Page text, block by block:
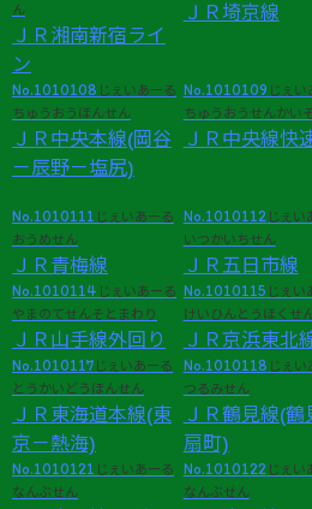
ん
ＪＲ湘南新宿ライ
ン
ＪＲ埼京線
No.1010108 じぇいあーる
ちゅうおうほんせん
ＪＲ中央本線(岡谷
－辰野－塩尻)
No.1010109 じぇい
ちゅうおうせんかい
ＪＲ中央線快
No.1010111 じぇいあーる
おうめせん
ＪＲ青梅線
No.1010112じぇい
いつかいちせん
ＪＲ五日市線
No.1010114 じぇいあーる
やまのてせんそとまわり
ＪＲ山手線外回り
No.1010115 じぇい
けいひんとうほくせ
ＪＲ京浜東北
No.1010117 じぇいあーる
とうかいどうほんせん
ＪＲ東海道本線(東
京－熱海)
No.1010118 じぇい
つるみせん
ＪＲ鶴見線(鶴
扇町)
No.1010121 じぇいあーる
なんぶせん
No.1010122じぇい
なんぶせん